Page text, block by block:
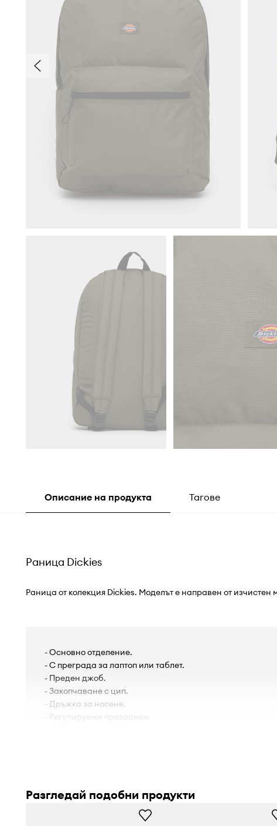
Описание на продукта Тагове
Раница Dickies
Раница от колекция Dickies. Моделът е направен от изчистен
- Основно отделение.
- С преграда за лаптоп или таблет.
- Преден джоб.
- Закопчаване с цип.
- Дръжка за носене.
- Регулируеми презрамки.
Разгледай подобни продукти